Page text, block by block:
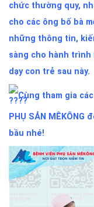
chức thường quy,
cho các ông bố bà
những thông tin,
sàng cho hành trình
dạy con trẻ sau này.
Cùng tham gia
PHỤ SẢN MÊKÔNG
bầu nhé!